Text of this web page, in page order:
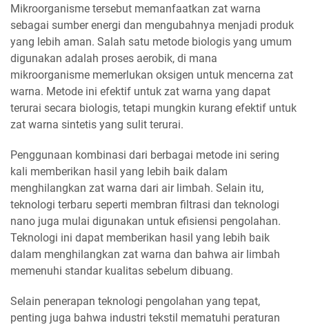
Mikroorganisme tersebut memanfaatkan zat warna
sebagai sumber energi dan mengubahnya menjadi produk
yang lebih aman. Salah satu metode biologis yang umum
digunakan adalah proses aerobik, di mana
mikroorganisme memerlukan oksigen untuk mencerna zat
warna. Metode ini efektif untuk zat warna yang dapat
terurai secara biologis, tetapi mungkin kurang efektif untuk
zat warna sintetis yang sulit terurai.
Penggunaan kombinasi dari berbagai metode ini sering
kali memberikan hasil yang lebih baik dalam
menghilangkan zat warna dari air limbah. Selain itu,
teknologi terbaru seperti membran filtrasi dan teknologi
nano juga mulai digunakan untuk efisiensi pengolahan.
Teknologi ini dapat memberikan hasil yang lebih baik
dalam menghilangkan zat warna dan bahwa air limbah
memenuhi standar kualitas sebelum dibuang.
Selain penerapan teknologi pengolahan yang tepat,
penting juga bahwa industri tekstil mematuhi peraturan